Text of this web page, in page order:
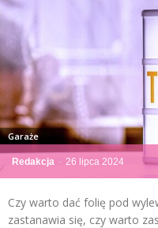
Redakcja - 26 lipca 2024
Garaże
Czy warto dać folię pod
zastanawia się, czy warto